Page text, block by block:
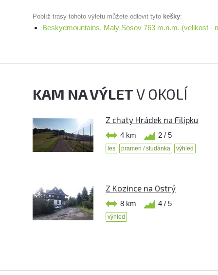
Poblíž trasy tohoto výletu můžete odlovit tyto kešky:
Beskydmountains, Maly Sosov 763 m.n.m. (velikost -
KAM NA VÝLETV OKOLÍ
Z chaty Hrádek na Filipku
4 km 2 / 5
les pramen / studánka výhled
Z Kozince na Ostrý
8 km 4 / 5
výhled